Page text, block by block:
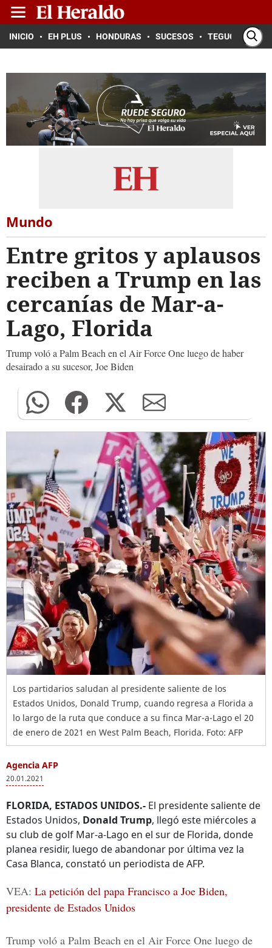
INICIO EH PLUS HONDURAS SUCESOS TEGUCIGALPA
Mundo
Entre gritos y aplausos
reciben a Trump en las
cercanías de Mar-a-
Lago, Florida
Trump voló a Palm Beach en el Air Force One luego de haber
desairado a su sucesor, Joe Biden
Los partidarios saludan al presidente saliente de los
Estados Unidos, Donald Trump, cuando regresa a Florida a
lo largo de la ruta que conduce a su finca Mar-a-Lago el 20
de enero de 2021 en West Palm Beach, Florida. Foto: AFP
Agencia AFP
20.01.2021
FLORIDA, ESTADOS UNIDOS.- El presidente saliente de
Estados Unidos, Donald Trump, llegó este miércoles a
su club de golf Mar-a-Lago en el sur de Florida, donde
planea residir, luego de abandonar por última vez la
Casa Blanca, constató un periodista de AFP.
VEA: La petición del papa Francisco a Joe Biden,
presidente de Estados Unidos
Trump voló a Palm Beach en el Air Force One luego de